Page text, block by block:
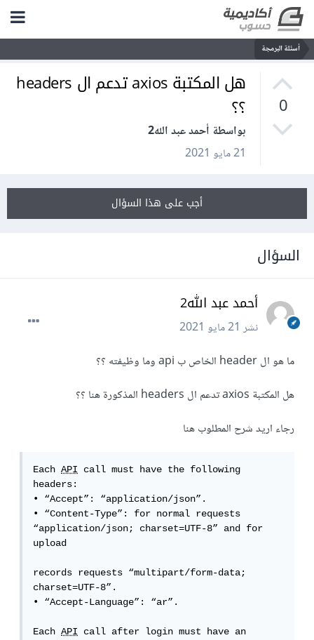
أسئلة البرمجة
0
هل المكتبة axios تدعم ال headers
؟؟
بواسطة أحمد عبد الله2
21 مايو 2021
أجب على هذا السؤال
السؤال
أحمد عبد الله2
نشر21 مايو 2021
ما هو ال header الخاص ب api وما وظيفته ؟؟
هل المكتبة axios تدعم ال headers المذكورة هنا ؟؟
رجاء اريد شرح المطلوب هنا
Each API call must have the following
headers:
• “Accept”: “application/json”.
• “Content-Type”: for normal requests
“application/json; charset=UTF-8” and for
upload
records requests “multipart/form-data;
charset=UTF-8”.
• “Accept-Language”: “ar”.
Each API call after login must have an